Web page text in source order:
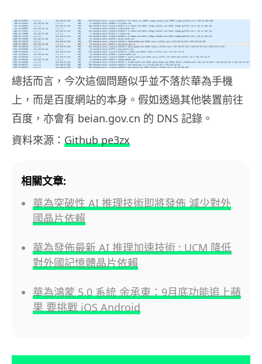
總括而言，今次這個問題似乎並不落於華為手機
上，而是百度網站的本身。假如透過其他裝置前往
百度，亦會有 beian.gov.cn 的 DNS 記錄。
資料來源： Github pe3zx
相關文章:
華為突破性 AI 推理技術即將發佈 減少對外
國晶片依賴
華為發佈最新 AI 推理加速技術 : UCM 降低
對外國記憶體晶片依賴
華為鴻蒙 5.0 系統 余承東：9月底功能追上蘋
果 要挑戰 iOS Android